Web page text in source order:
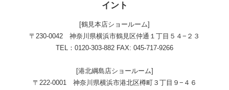
イント
[鶴見本店ショールーム]
〒230-0042 神奈川県横浜市鶴見区仲通１丁目５４−２３
TEL：0120-303-882 FAX: 045-717-9266
[港北綱島店ショールーム]
〒222-0001 神奈川県横浜市港北区樽町３丁目９−４６